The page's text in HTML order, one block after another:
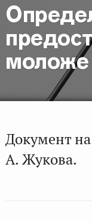
моложе
Документ
А. Жукова.